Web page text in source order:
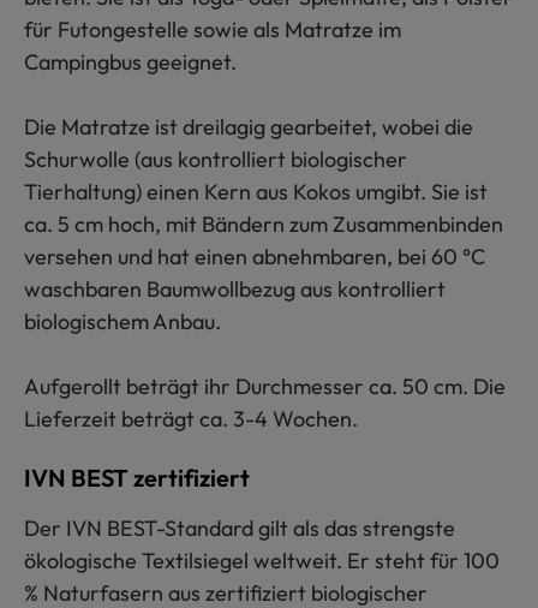
für Futongestelle sowie als Matratze im
Campingbus geeignet.
Die Matratze ist dreilagig gearbeitet, wobei die
Schurwolle (aus kontrolliert biologischer
Tierhaltung) einen Kern aus Kokos umgibt. Sie ist
ca. 5 cm hoch, mit Bändern zum Zusammenbinden
versehen und hat einen abnehmbaren, bei 60 °C
waschbaren Baumwollbezug aus kontrolliert
biologischem Anbau.
Aufgerollt beträgt ihr Durchmesser ca. 50 cm. Die
Lieferzeit beträgt ca. 3-4 Wochen.
IVN BEST zertifiziert
Der IVN BEST-Standard gilt als das strengste
ökologische Textilsiegel weltweit. Er steht für 100
% Naturfasern aus zertifiziert biologischer